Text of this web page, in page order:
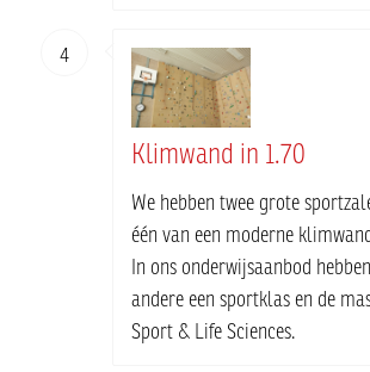
4
Klimwand in 1.70
We hebben twee grote
één van een moderne
In ons onderwijsaanbod
andere een sportklas en de
Sport & Life Sciences.